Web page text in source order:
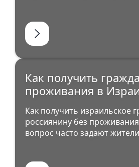
Как получить
проживания в
Как получить израильское
россиянину без
вопрос часто задают